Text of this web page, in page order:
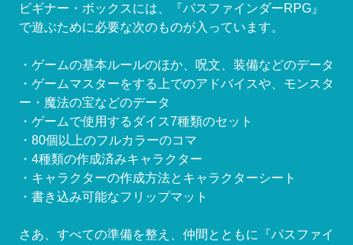
ビギナー・ボックスには、『パスファインダーRPG』
で遊ぶために必要な次のものが入っています。
・ゲームの基本ルールのほか、呪文、装備などのデータ
・ゲームマスターをする上でのアドバイスや、モンスタ
ー・魔法の宝などのデータ
・ゲームで使用するダイス7種類のセット
・80個以上のフルカラーのコマ
・4種類の作成済みキャラクター
・キャラクターの作成方法とキャラクターシート
・書き込み可能なフリップマット
さあ、すべての準備を整え、仲間とともに『パスファイ